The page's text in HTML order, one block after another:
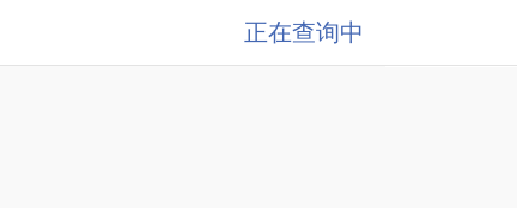
正在查询中